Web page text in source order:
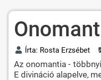
Írta: Rosta Erzsébet
Az onomantia -
E divináció alapelve,